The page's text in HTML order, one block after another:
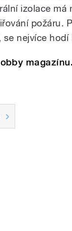
izolace má
požáru.
nejvíce
magazínu.